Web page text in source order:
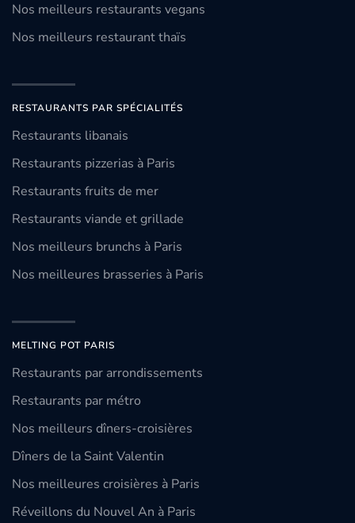
Nos meilleurs restaurants vegans
Nos meilleurs restaurant thaïs
RESTAURANTS PAR SPÉCIALITÉS
Restaurants libanais
Restaurants pizzerias à Paris
Restaurants fruits de mer
Restaurants viande et grillade
Nos meilleurs brunchs à Paris
Nos meilleures brasseries à Paris
MELTING POT PARIS
Restaurants par arrondissements
Restaurants par métro
Nos meilleurs dîners-croisières
Dîners de la Saint Valentin
Nos meilleures croisières à Paris
Réveillons du Nouvel An à Paris